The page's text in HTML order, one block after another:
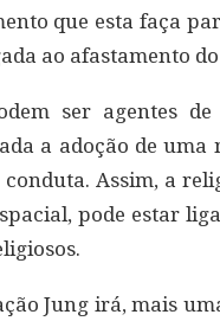
que esta faça
ao afastamento do
ser agentes
a adoção de
Assim, a
pode estar
Jung irá, mais